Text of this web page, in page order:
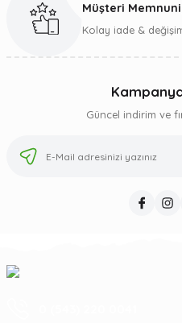
Müşteri
Kolay iade &
Güncel indirim ve